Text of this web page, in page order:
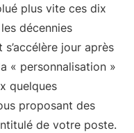
plus vite ces dix
décennies
jour après
« personnalisation »
quelques
proposant des
de votre poste.